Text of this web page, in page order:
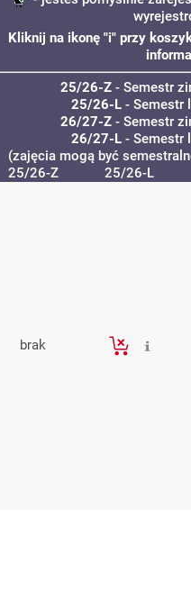
Kliknij na ikonę "i" przy
25/26-Z - Semestr
25/26-L - Semestr
26/27-Z - Semestr
26/27-L - Semestr
(zajęcia mogą być
25/26-Z
25/26-L
brak